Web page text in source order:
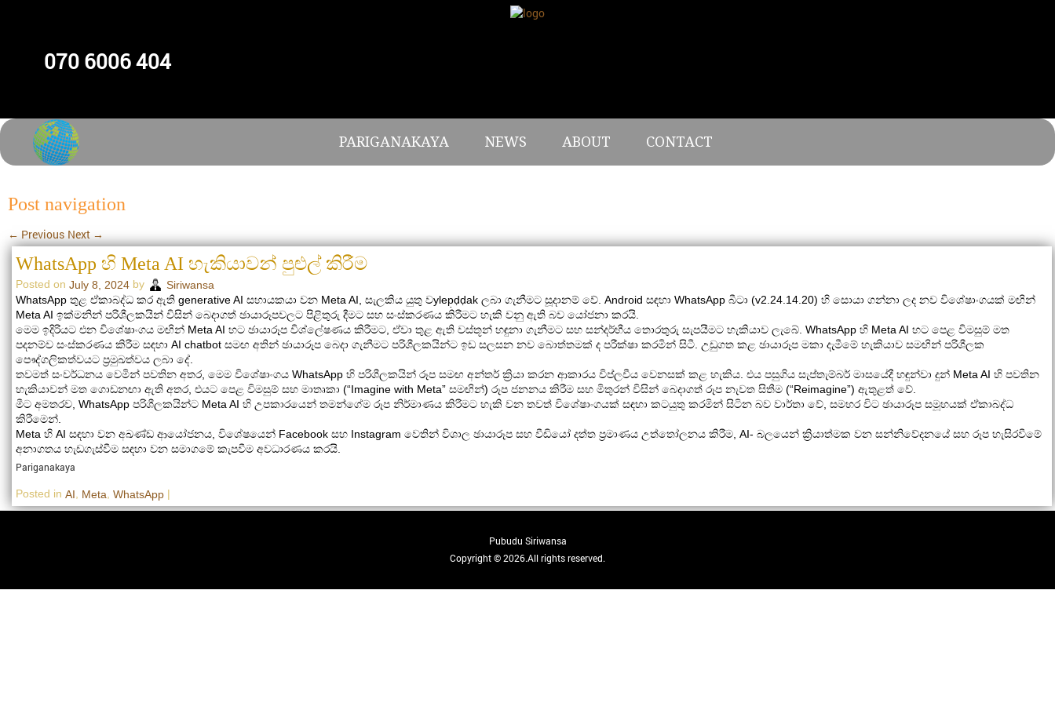
070 6006 404
PARIGANAKAYA NEWS ABOUT CONTACT
Post navigation
← Previous Next →
WhatsApp හි Meta AI හැකියාවන් පුළුල් කිරීම
Posted on July 8, 2024 by
Siriwansa
WhatsApp තුළ ඒකාබද්ධ කර ඇති generative AI සහායකයා වන Meta AI, සැලකිය යුතු වylep̣ḍḍak ලබා ගැනීමට සූදානම් වේ. Android සඳහා WhatsApp බීටා (v2.24.14.20) හි සොයා ගන්නා ලද නව විශේෂාංගයක් මඟින්
Meta AI ඉක්මනින් පරිශීලකයින් විසින් බෙදාගත් ඡායාරූපවලට පිළිතුරු දීමට සහ සංස්කරණය කිරීමට හැකි වනු ඇති බව යෝජනා කරයි.
මෙම ඉදිරියට එන විශේෂාංගය මඟින් Meta AI හට ඡායාරූප විශ්ලේෂණය කිරීමට, ඒවා තුළ ඇති වස්තූන් හඳුනා ගැනීමට සහ සන්දර්භීය තොරතුරු සැපයීමට හැකියාව ලැබේ. WhatsApp හි Meta AI හට පෙළ විමසුම් මත
පදනම්ව සංස්කරණය කිරීම සඳහා AI chatbot සමඟ අතින් ඡායාරූප බෙදා ගැනීමට පරිශීලකයින්ට ඉඩ සලසන නව බොත්තමක් ද පරීක්ෂා කරමින් සිටී. උඩුගත කළ ඡායාරූප මකා දැමීමේ හැකියාව සමඟින් පරිශීලක
පෞද්ගලිකත්වයට ප්‍රමුඛත්වය ලබා දේ.
තවමත් සංවර්ධනය වෙමින් පවතින අතර, මෙම විශේෂාංගය WhatsApp හි පරිශීලකයින් රූප සමඟ අන්තර් ක්‍රියා කරන ආකාරය විප්ලවීය වෙනසක් කළ හැකිය. එය පසුගිය සැප්තැම්බර් මාසයේදී හඳුන්වා දුන් Meta AI හි පවතින
හැකියාවන් මත ගොඩනඟා ඇති අතර, එයට පෙළ විමසුම් සහ මාතෘකා (“Imagine with Meta” සමඟින්) රූප ජනනය කිරීම සහ මිතුරන් විසින් බෙදාගත් රූප නැවත සිතීම (“Reimagine”) ඇතුළත් වේ.
මීට අමතරව, WhatsApp පරිශීලකයින්ට Meta AI හි උපකාරයෙන් තමන්ගේම රූප නිර්මාණය කිරීමට හැකි වන තවත් විශේෂාංගයක් සඳහා කටයුතු කරමින් සිටින බව වාර්තා වේ, සමහර විට ඡායාරූප සමූහයක් ඒකාබද්ධ
කිරීමෙන්.
Meta හි AI සඳහා වන අඛණ්ඩ ආයෝජනය, විශේෂයෙන් Facebook සහ Instagram වෙතින් විශාල ඡායාරූප සහ වීඩියෝ දත්ත ප්‍රමාණය උත්තෝලනය කිරීම, AI- බලයෙන් ක්‍රියාත්මක වන සන්නිවේදනයේ සහ රූප හැසිරවීමේ
අනාගතය හැඩගැස්වීම සඳහා වන සමාගමේ කැපවීම අවධාරණය කරයි.
Pariganakaya
Posted in AI Meta WhatsApp |
Copyright © 2026.All rights reserved.
Pubudu Siriwansa